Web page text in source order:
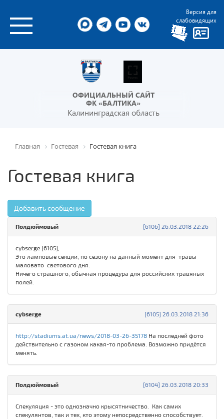
Версия для
слабовидящих
ОФИЦИАЛЬНЫЙ САЙТ
ФК «БАЛТИКА»
Калининградская область
Главная Гостевая Гостевая книга
Гостевая книга
Добавить сообщение
[6106] 26.03.2018 22:26
Полдюймовый
cybserge [6105],
Это ламповые секции, по сезону на данный момент для травы
маловато светового дня.
Ничего страшного, обычная процедура для российских травяных
полей.
[6105] 26.03.2018 21:36
cybserge
http://stadiums.at.ua/news/2018-03-26-35178 На последней фото
действительно с газоном какая-то проблема. Возможно придётся
менять.
[6104] 26.03.2018 20:33
Полдюймовый
Спекуляция - это однозначно крысятничество. Как самих
спекулянтов, так и тех, кто этому непосредственно способствует.